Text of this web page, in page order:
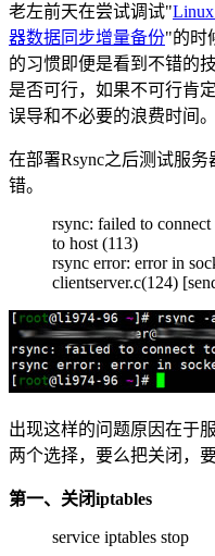
老左前天在尝试调试"
器数据同步增量备份"的时
的习惯即便是看到不错的
是否可行，如果不可行肯
误导和不必要的浪费时间。
在部署Rsync之后测试服
错。
rsync: failed to
to host (113)
rsync error: error in
clientserver.c(124)
出现这样的问题原因在于
两个选择，要么把关闭，
第一、关闭iptables
service iptables stop